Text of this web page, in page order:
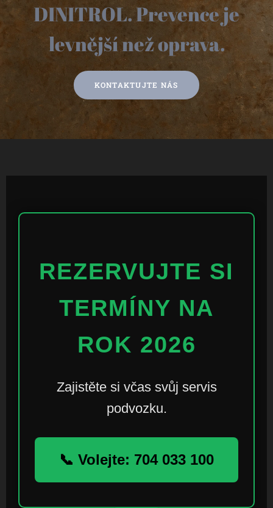
DINITROL. Prevence je
levnější než oprava.
KONTAKTUJTE NÁS
REZERVUJTE SI
TERMÍNY NA
ROK 2026
Zajistěte si včas svůj servis
podvozku.
📞 Volejte: 704 033 100